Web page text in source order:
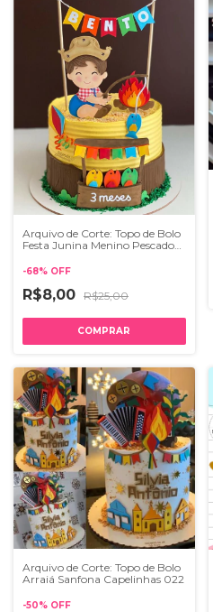
Arquivo de Corte: Topo de Bolo
Festa Junina Menino Pescador
-68% OFF
R$8,00 R$25,00
Arquivo de Corte: Topo de Bolo
Arraiá Sanfona Capelinhas 022
-50% OFF